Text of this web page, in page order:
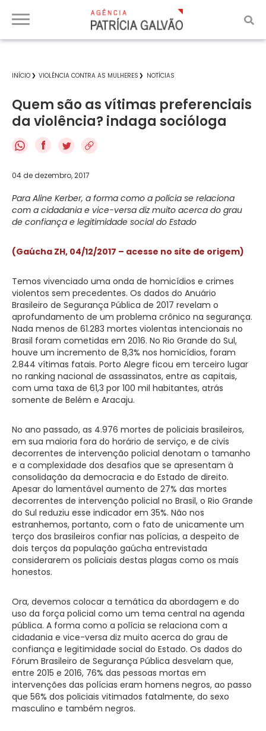
INÍCIO VIOLÊNCIA CONTRA AS MULHERES NOTÍCIAS
Quem são as vítimas preferenciais
da violência? indaga socióloga
f
04 de dezembro, 2017
Para Aline Kerber, a forma como a polícia se relaciona
com a cidadania e vice-versa diz muito acerca do grau
de confiança e legitimidade social do Estado
(Gaúcha ZH, 04/12/2017 – acesse no site de origem)
Temos vivenciado uma onda de homicídios e crimes
violentos sem precedentes. Os dados do Anuário
Brasileiro de Segurança Pública de 2017 revelam o
aprofundamento de um problema crônico na segurança.
Nada menos de 61.283 mortes violentas intencionais no
Brasil foram cometidas em 2016. No Rio Grande do Sul,
houve um incremento de 8,3% nos homicídios, foram
2.844 vítimas fatais. Porto Alegre ficou em terceiro lugar
no ranking nacional de assassinatos, entre as capitais,
com uma taxa de 61,3 por 100 mil habitantes, atrás
somente de Belém e Aracaju.
No ano passado, as 4.976 mortes de policiais brasileiros,
em sua maioria fora do horário de serviço, e de civis
decorrentes de intervenção policial denotam o tamanho
e a complexidade dos desafios que se apresentam à
consolidação da democracia e do Estado de direito.
Apesar do lamentável aumento de 27% das mortes
decorrentes de intervenção policial no Brasil, o Rio Grande
do Sul reduziu esse indicador em 35%. Não nos
estranhemos, portanto, com o fato de unicamente um
terço dos brasileiros confiar nas polícias, a despeito de
dois terços da população gaúcha entrevistada
considerarem os policiais destas plagas como os mais
honestos.
Ora, devemos colocar a temática da abordagem e do
uso da força policial como um tema central na agenda
pública. A forma como a polícia se relaciona com a
cidadania e vice-versa diz muito acerca do grau de
confiança e legitimidade social do Estado. Os dados do
Fórum Brasileiro de Segurança Pública desvelam que,
entre 2015 e 2016, 76% das pessoas mortas em
intervenções das polícias eram homens negros, ao passo
que 56% dos policiais vitimados fatalmente, do sexo
masculino e também negros.